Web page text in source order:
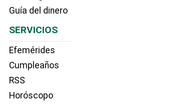
Guía del dinero
SERVICIOS
Efemérides
Cumpleaños
RSS
Horóscopo